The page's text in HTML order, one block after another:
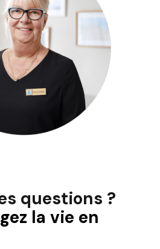
questions ?
la vie en